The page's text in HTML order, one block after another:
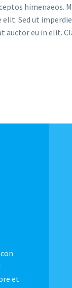
himenaeos.
Sed ut
auctor eu in elit.
et